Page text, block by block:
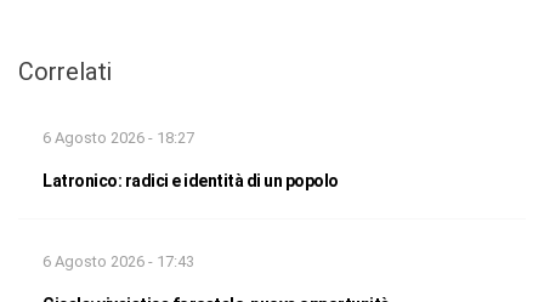
Correlati
6 Agosto 2026 - 18:27
Latronico: radici e identità di un popolo
6 Agosto 2026 - 17:43